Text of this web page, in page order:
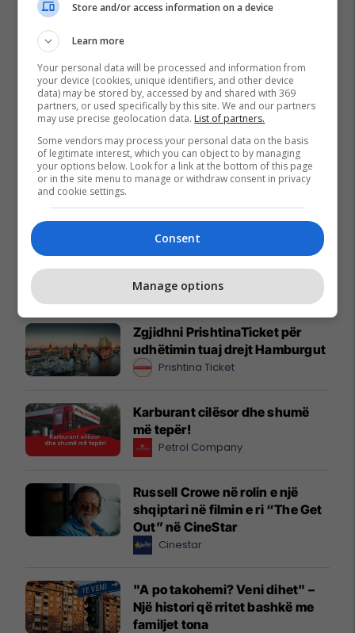
Reklamo këtu
Zgjidhni PrishtinaTicket për
udhëtimin tuaj drejt Hamburgut
Prishtina Ticket
Karburant cilësor dhe shumë
më tepër!
Petrol Company
Russell Crowe në rolin e një
shqiptari në filmin e ri “The Get
Out” në CineStar
Cinestar
"A po takohemi? Veni dihet" –
Një histori që rritet bashkë me
familjet tona
Store and/or access information on a device
Learn more
Your personal data will be processed and information from
your device (cookies, unique identifiers, and other device
data) may be stored by, accessed by and shared with 369
partners, or used specifically by this site. We and our partners
may use precise geolocation data. List of partners.
Some vendors may process your personal data on the basis
of legitimate interest, which you can object to by managing
your options below. Look for a link at the bottom of this page
or in the site menu to manage or withdraw consent in privacy
and cookie settings.
Consent
Manage options